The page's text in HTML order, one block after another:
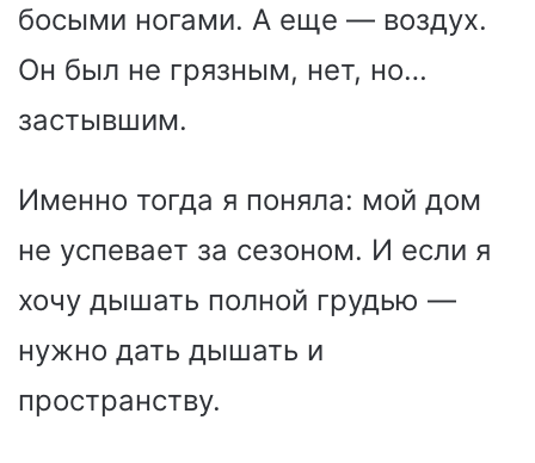
босыми ногами. А еще — воздух.
Он был не грязным, нет, но…
застывшим.
Именно тогда я поняла: мой дом
не успевает за сезоном. И если я
хочу дышать полной грудью —
нужно дать дышать и
пространству.